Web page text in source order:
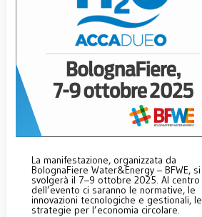
La manifestazione, organizzata da
BolognaFiere Water&Energy – BFWE, si
svolgerà il 7–9 ottobre 2025. Al centro
dell’evento ci saranno le normative, le
innovazioni tecnologiche e gestionali, le
strategie per l’economia circolare.